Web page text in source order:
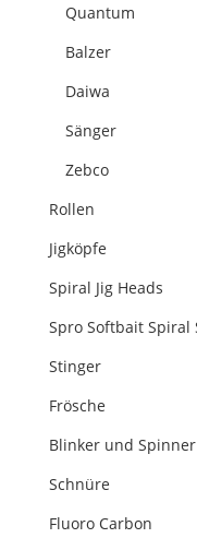
Quantum
Balzer
Daiwa
Sänger
Zebco
Rollen
Jigköpfe
Spiral Jig Heads
Spro Softbait
Stinger
Frösche
Blinker und Spinner
Schnüre
Fluoro Carbon